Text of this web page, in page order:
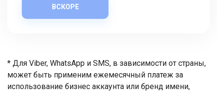
ВСКОРЕ
* Для Viber, WhatsApp и SMS, в зависимости от страны,
может быть применим ежемесячный платеж за
использование бизнес аккаунта или бренд имени,